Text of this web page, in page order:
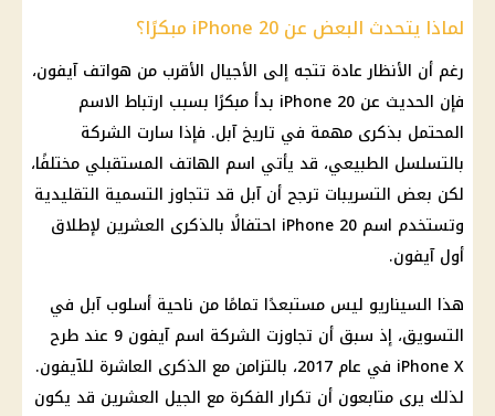
لماذا يتحدث البعض عن iPhone 20 مبكرًا؟
رغم أن الأنظار عادة تتجه إلى الأجيال الأقرب من هواتف آيفون،
فإن الحديث عن iPhone 20 بدأ مبكرًا بسبب ارتباط الاسم
المحتمل بذكرى مهمة في تاريخ آبل. فإذا سارت الشركة
بالتسلسل الطبيعي، قد يأتي اسم الهاتف المستقبلي مختلفًا،
لكن بعض التسريبات ترجح أن آبل قد تتجاوز التسمية التقليدية
وتستخدم اسم iPhone 20 احتفالًا بالذكرى العشرين لإطلاق
أول آيفون.
هذا السيناريو ليس مستبعدًا تمامًا من ناحية أسلوب آبل في
التسويق، إذ سبق أن تجاوزت الشركة اسم آيفون 9 عند طرح
iPhone X في عام 2017، بالتزامن مع الذكرى العاشرة للآيفون.
لذلك يرى متابعون أن تكرار الفكرة مع الجيل العشرين قد يكون